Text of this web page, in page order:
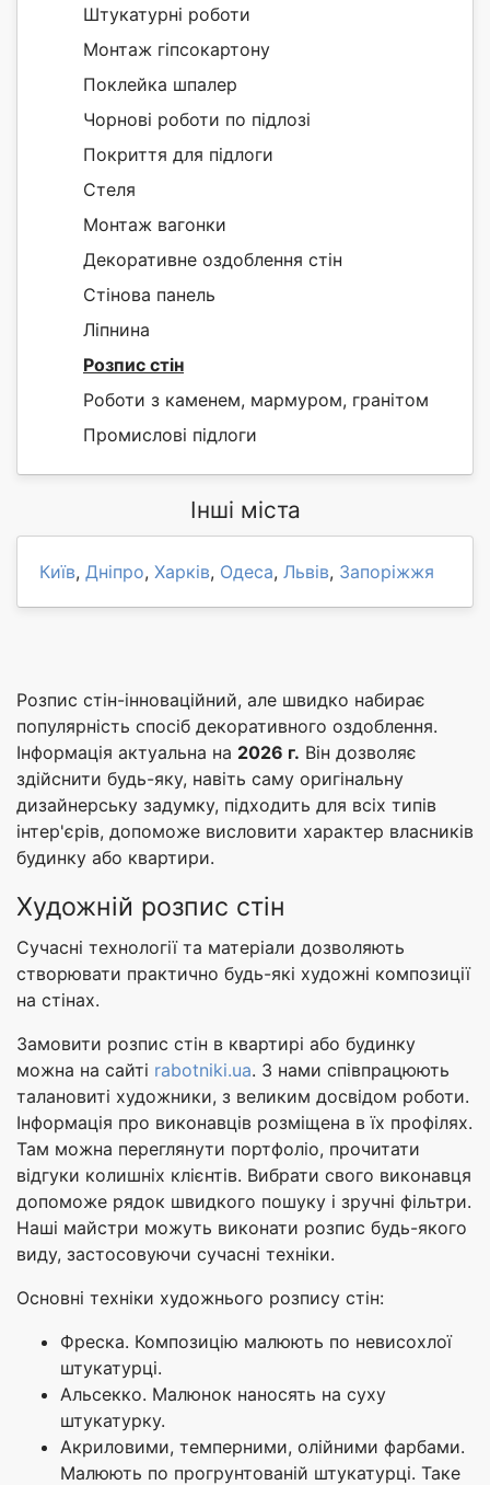
Штукатурні роботи
Монтаж гіпсокартону
Поклейка шпалер
Чорнові роботи по підлозі
Покриття для підлоги
Стеля
Монтаж вагонки
Декоративне оздоблення стін
Стінова панель
Ліпнина
Розпис стін
Роботи з каменем, мармуром, гранітом
Промислові підлоги
Інші міста
Київ, Дніпро, Харків, Одеса, Львів, Запоріжжя
Розпис стін-інноваційний, але швидко набирає
популярність спосіб декоративного оздоблення.
Інформація актуальна на 2026 г. Він дозволяє
здійснити будь-яку, навіть саму оригінальну
дизайнерську задумку, підходить для всіх типів
інтер'єрів, допоможе висловити характер власників
будинку або квартири.
Художній розпис стін
Сучасні технології та матеріали дозволяють
створювати практично будь-які художні композиції
на стінах.
Замовити розпис стін в квартирі або будинку
можна на сайті rabotniki.ua. З нами співпрацюють
талановиті художники, з великим досвідом роботи.
Інформація про виконавців розміщена в їх профілях.
Там можна переглянути портфоліо, прочитати
відгуки колишніх клієнтів. Вибрати свого виконавця
допоможе рядок швидкого пошуку і зручні фільтри.
Наші майстри можуть виконати розпис будь-якого
виду, застосовуючи сучасні техніки.
Основні техніки художнього розпису стін:
Фреска. Композицію малюють по невисохлої
штукатурці.
Альсекко. Малюнок наносять на суху
штукатурку.
Акриловими, темперними, олійними фарбами.
Малюють по прогрунтованій штукатурці. Таке